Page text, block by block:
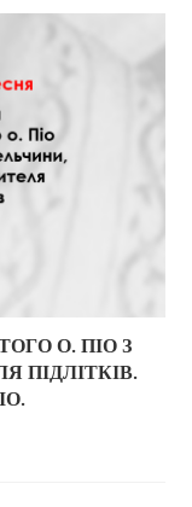
О. ПІО З
ПІДЛІТКІВ.